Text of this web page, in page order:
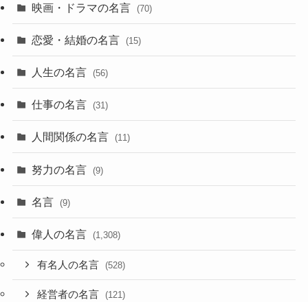
映画・ドラマの名言 (70)
恋愛・結婚の名言 (15)
人生の名言 (56)
仕事の名言 (31)
人間関係の名言 (11)
努力の名言 (9)
名言 (9)
偉人の名言 (1,308)
有名人の名言 (528)
経営者の名言 (121)